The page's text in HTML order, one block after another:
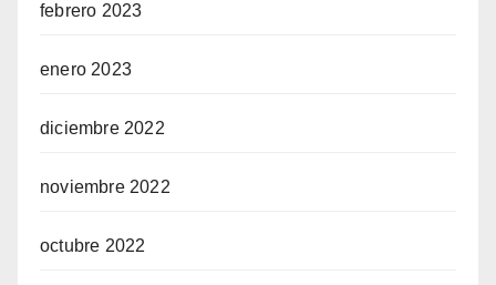
febrero 2023
enero 2023
diciembre 2022
noviembre 2022
octubre 2022